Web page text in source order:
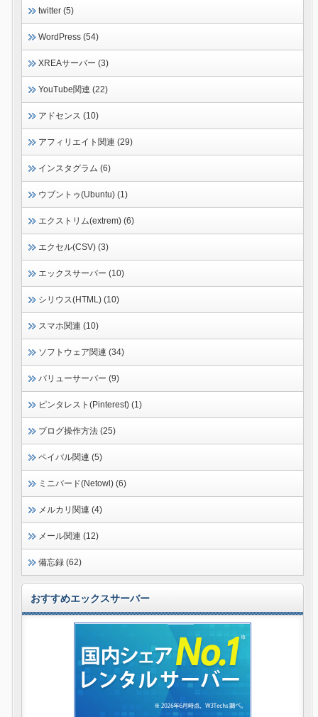
twitter (5)
WordPress (54)
XREAサーバー (3)
YouTube関連 (22)
アドセンス (10)
アフィリエイト関連 (29)
インスタグラム (6)
ウブントゥ(Ubuntu) (1)
エクストリム(extrem) (6)
エクセル(CSV) (3)
エックスサーバー (10)
シリウス(HTML) (10)
スマホ関連 (10)
ソフトウェア関連 (34)
バリューサーバー (9)
ピンタレスト(Pinterest) (1)
ブログ操作方法 (25)
ペイパル関連 (5)
ミニバード(Netowl) (6)
メルカリ関連 (4)
メール関連 (12)
備忘録 (62)
おすすめエックスサーバー